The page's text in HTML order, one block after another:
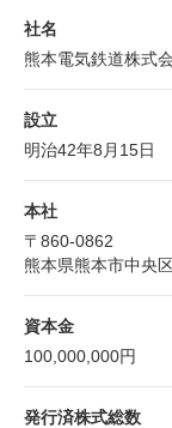
社名
熊本電気鉄道株式
設立
明治42年8月15日
本社
〒860-0862
熊本県熊本市中央
資本金
100,000,000円
発行済株式総数